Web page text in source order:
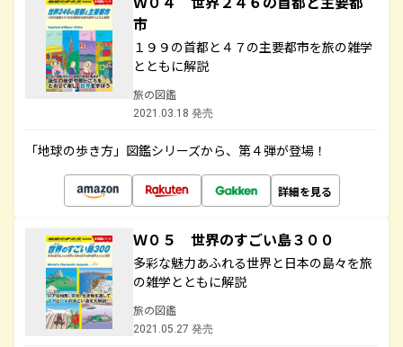
市
１９９の首都と４７の主要都市を旅の雑学
とともに解説
旅の図鑑
2021.03.18 発売
「地球の歩き方」図鑑シリーズから、第４弾が登場！
詳細を見る
Ｗ０５ 世界のすごい島３００
多彩な魅力あふれる世界と日本の島々を旅
の雑学とともに解説
旅の図鑑
2021.05.27 発売